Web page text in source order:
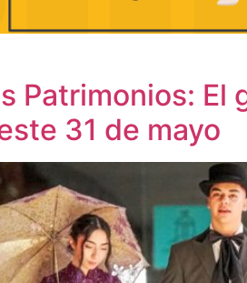
Patrimonios:
31 de mayo